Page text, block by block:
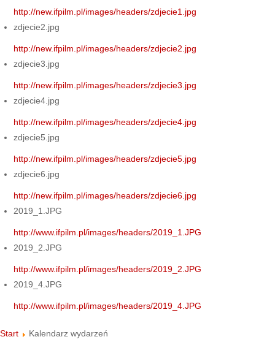
http://new.ifpilm.pl/images/headers/zdjecie1.jpg
zdjecie2.jpg
http://new.ifpilm.pl/images/headers/zdjecie2.jpg
zdjecie3.jpg
http://new.ifpilm.pl/images/headers/zdjecie3.jpg
zdjecie4.jpg
http://new.ifpilm.pl/images/headers/zdjecie4.jpg
zdjecie5.jpg
http://new.ifpilm.pl/images/headers/zdjecie5.jpg
zdjecie6.jpg
http://new.ifpilm.pl/images/headers/zdjecie6.jpg
2019_1.JPG
http://www.ifpilm.pl/images/headers/2019_1.JPG
2019_2.JPG
http://www.ifpilm.pl/images/headers/2019_2.JPG
2019_4.JPG
http://www.ifpilm.pl/images/headers/2019_4.JPG
Start Kalendarz wydarzeń